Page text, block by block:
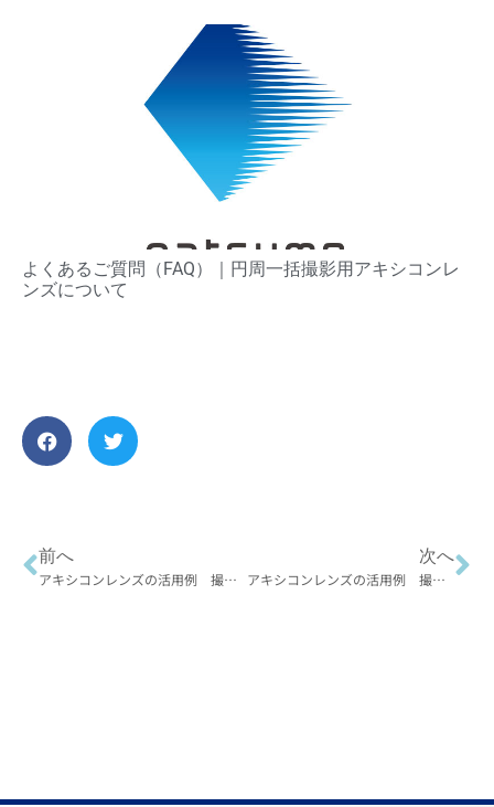
よくあるご質問（FAQ）​｜円周一括撮影用アキシコンレ
ンズについて
前へ
アキシコンレンズの活用例 撮像編①
次へ
アキシコンレンズの活用例 撮像編③